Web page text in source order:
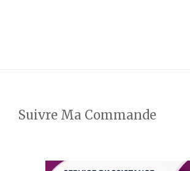
Suivre Ma Commande